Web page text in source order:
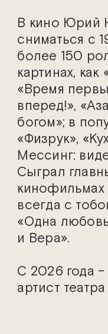
Альберт Горбачёв
В кино Юрий
сниматься с
более 150
картинах,
«Время
вперед!»,
богом»; в
«Физрук»,
Мессинг:
Сыграл
кинофильмах
всегда с
«Одна
и Вера».
С 2026 года
артист